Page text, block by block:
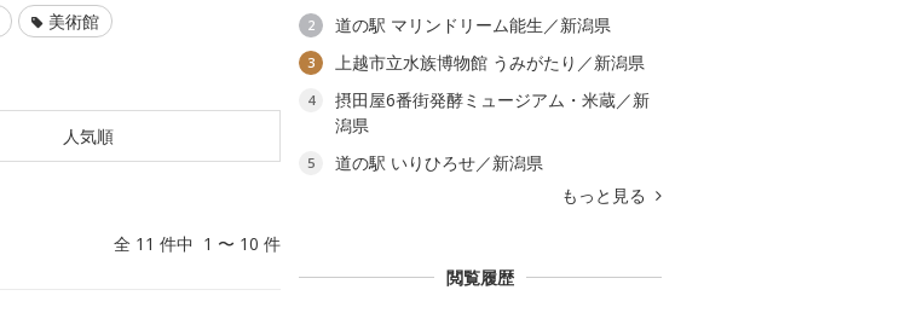
美術館
人気順
全 11 件中 1 〜 10 件
2 道の駅 マリンドリーム能生／新潟県
3 上越市立水族博物館 うみがたり／新潟県
4
摂田屋6番街発酵ミュージアム・米蔵／新
潟県
5
道の駅 いりひろせ／新潟県
もっと見る
閲覧履歴